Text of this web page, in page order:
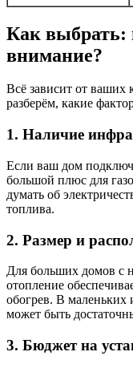
Как выбрать:
внимание?
Всё зависит от ваших
разберём, какие
1. Наличие
Если ваш дом
большой плюс для
думать об
топлива.
2. Размер и
Для больших домов с
отопление
обогрев. В маленьких
может быть
3. Бюджет на